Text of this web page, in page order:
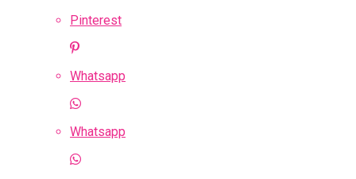
Pinterest
Whatsapp
Whatsapp